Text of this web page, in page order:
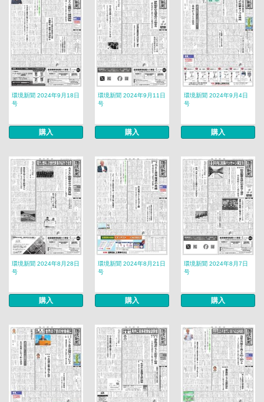
環境新聞 2024年9月18日
号
購入
環境新聞 2024年9月11日
号
購入
環境新聞 2024年9月4日
号
購入
環境新聞 2024年8月28日
号
購入
環境新聞 2024年8月21日
号
購入
環境新聞 2024年8月7日
号
購入